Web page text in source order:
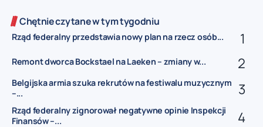
Chętnie czytane w tym tygodniu
Rząd federalny przedstawia nowy plan na rzecz osób...
Remont dworca Bockstael na Laeken – zmiany w...
Belgijska armia szuka rekrutów na festiwalu muzycznym
–...
Rząd federalny zignorował negatywne opinie Inspekcji
Finansów –...